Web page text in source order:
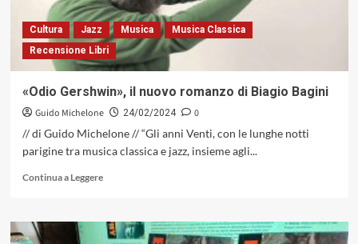
di
Presente
Continuo
Cultura Jazz Musica
Musica Classica
Recensione Libri
«Odio Gershwin», il nuovo romanzo di Biagio Bagini
Guido Michelone 24/02/2024
0
// di Guido Michelone // “Gli anni Venti, con le lunghe notti
parigine tra musica classica e jazz, insieme agli...
Continua a LeggereLeggi
su
«Odio